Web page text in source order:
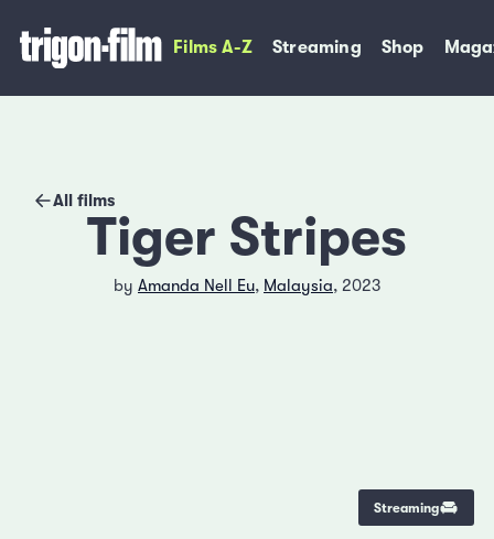
Films A-Z Streaming Shop
All films
Tiger Stripes
by Amanda Nell Eu, Malaysia, 2023
Streaming